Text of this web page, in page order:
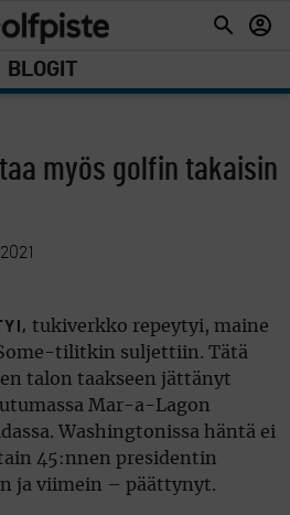
BLOGIT
myös golfin takaisin
tukiverkko repeytyi, maine
tilitkin suljettiin. Tätä
talon taakseen jättänyt
Mar-a-Lagon
Washingtonissa häntä ei
45:nnen presidentin
ja viimein – päättynyt.